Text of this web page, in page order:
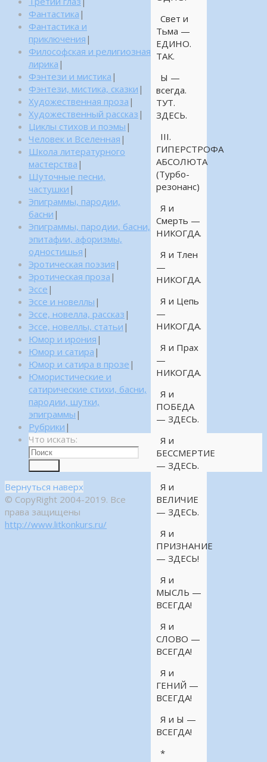
Свет и
Тьма —
ЕДИНО.
ТАК.
Ы —
всегда.
ТУТ.
ЗДЕСЬ.
III.
ГИПЕРСТРОФА
АБСОЛЮТА
(Турбо-
резонанс)
Я и
Смерть —
НИКОГДА.
Я и Тлен
—
НИКОГДА.
Я и Цепь
—
НИКОГДА.
Я и Прах
—
НИКОГДА.
Я и
ПОБЕДА
— ЗДЕСЬ.
Я и
БЕССМЕРТИЕ
— ЗДЕСЬ.
Я и
ВЕЛИЧИЕ
— ЗДЕСЬ.
Я и
ПРИЗНАНИЕ
— ЗДЕСЬ!
Я и
МЫСЛЬ —
ВСЕГДА!
Я и
СЛОВО —
ВСЕГДА!
Я и
ГЕНИЙ —
ВСЕГДА!
Я и Ы —
ВСЕГДА!
*
Фантастика |
Фантастика и
приключения |
Философская и религиозная
лирика |
Фэнтези и мистика |
Фэнтези, мистика, сказки |
Художественная проза |
Художественный рассказ |
Циклы стихов и поэмы |
Человек и Вселенная |
Школа литературного
мастерства |
Шуточные песни,
частушки |
Эпиграммы, пародии,
басни |
Эпиграммы, пародии, басни,
эпитафии, афоризмы,
одностишья |
Эротическая поэзия |
Эротическая проза |
Эссе |
Эссе и новеллы |
Эссе, новелла, рассказ |
Эссе, новеллы, статьи |
Юмор и ирония |
Юмор и сатира |
Юмор и сатира в прозе |
Юмористические и
сатирические стихи, басни,
пародии, шутки,
эпиграммы |
Рубрики |
Что искать:
Вернуться наверх
© CopyRight 2004-2019. Все
права защищены
http://www.litkonkurs.ru/